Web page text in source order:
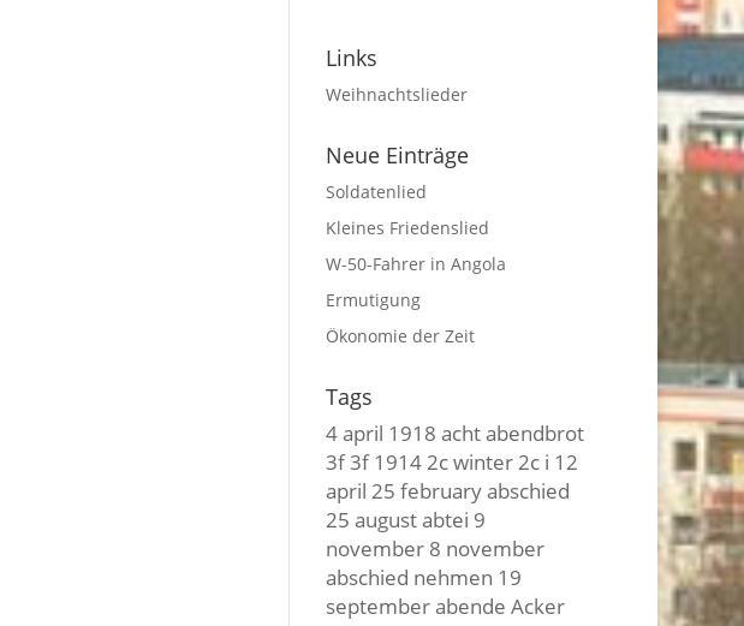
Links
Weihnachtslieder
Neue Einträge
Soldatenlied
Kleines Friedenslied
W-50-Fahrer in Angola
Ermutigung
Ökonomie der Zeit
Tags
4 april 1918 achtabendbrot
3f 3f19142c winter2c i 12
april 25 februaryabschied
25 augustabtei 9
november 8 november
abschied nehmen 19
septemberabende Acker